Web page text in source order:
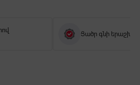
Ցածր գնի երաշխիք